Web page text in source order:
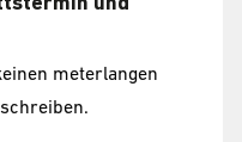
meterlangen